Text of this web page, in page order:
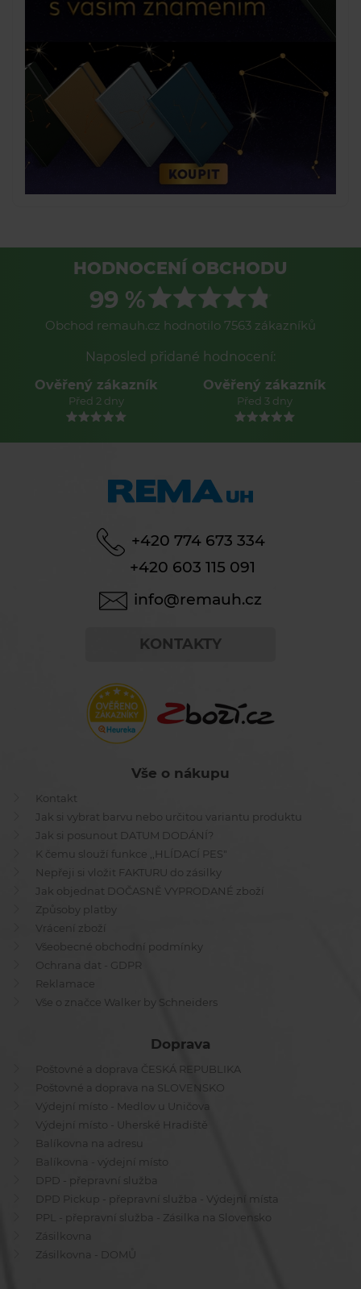
HODNOCENÍ OBCHODU
99 %
Obchod remauh.cz hodnotilo 7563 zákazníků
Naposled přidané hodnocení:
Ověřený zákazník
Před 2 dny
Ověřený zákazník
Před 3 dny
+420 774 673 334
+420 603 115 091
info@remauh.cz
KONTAKTY
Vše o nákupu
Kontakt
Jak si vybrat barvu nebo určitou variantu produktu
Jak si posunout DATUM DODÁNÍ?
K čemu slouží funkce ,,HLÍDACÍ PES"
Nepřeji si vložit FAKTURU do zásilky
Jak objednat DOČASNĚ VYPRODANÉ zboží
Způsoby platby
Vrácení zboží
Všeobecné obchodní podmínky
Ochrana dat - GDPR
Reklamace
Vše o značce Walker by Schneiders
Doprava
Poštovné a doprava ČESKÁ REPUBLIKA
Poštovné a doprava na SLOVENSKO
Výdejní místo - Medlov u Uničova
Výdejní místo - Uherské Hradiště
Balíkovna na adresu
Balíkovna - výdejní místo
DPD - přepravní služba
DPD Pickup - přepravní služba - Výdejní místa
PPL - přepravní služba - Zásilka na Slovensko
Zásilkovna
Zásilkovna - DOMŮ